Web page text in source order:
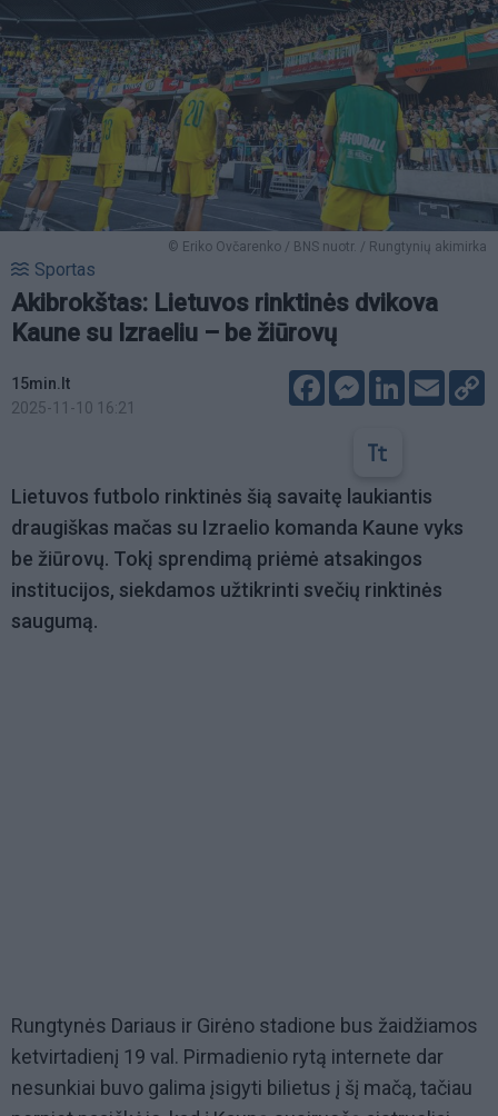
© Eriko Ovčarenko / BNS nuotr. / Rungtynių akimirka
Sportas
Akibrokštas: Lietuvos rinktinės dvikova
Kaune su Izraeliu – be žiūrovų
15min.lt
2025-11-10 16:21
FacebookMessenger
LinkedIn
Email
Lietuvos futbolo rinktinės šią savaitę laukiantis
draugiškas mačas su Izraelio komanda Kaune vyks
be žiūrovų. Tokį sprendimą priėmė atsakingos
institucijos, siekdamos užtikrinti svečių rinktinės
saugumą.
Rungtynės Dariaus ir Girėno stadione bus žaidžiamos
ketvirtadienį 19 val. Pirmadienio rytą internete dar
nesunkiai buvo galima įsigyti bilietus į šį mačą, tačiau